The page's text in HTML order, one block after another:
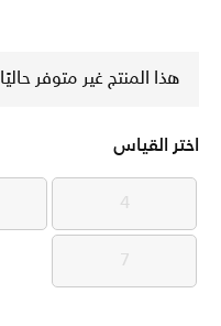
هذا المنتج غير متوفر حاليًا
اختر القياس
4
7
7